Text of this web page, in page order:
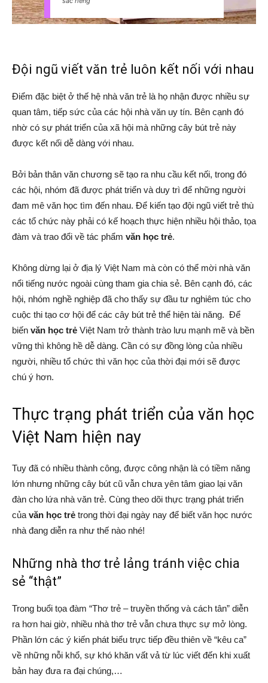
Đội ngũ viết văn trẻ luôn kết nối với nhau
Điểm đặc biệt ở thế hệ nhà văn trẻ là họ nhận được nhiều sự
quan tâm, tiếp sức của các hội nhà văn uy tín. Bên cạnh đó
nhờ có sự phát triển của xã hội mà những cây bút trẻ này
được kết nối dễ dàng với nhau.
Bởi bản thân văn chương sẽ tạo ra nhu cầu kết nối, trong đó
các hội, nhóm đã được phát triển và duy trì để những người
đam mê văn học tìm đến nhau. Để kiến tạo đội ngũ viết trẻ thù
các tổ chức này phải có kế hoạch thực hiện nhiều hội thảo, tọa
đàm và trao đổi về tác phẩm văn học trẻ.
Không dừng lại ở địa lý Việt Nam mà còn có thể mời nhà văn
nổi tiếng nước ngoài cùng tham gia chia sẻ. Bên cạnh đó, các
hội, nhóm nghề nghiệp đã cho thấy sự đầu tư nghiêm túc cho
cuộc thi tạo cơ hội để các cây bút trẻ thể hiện tài năng. Để
biến văn học trẻ Việt Nam trở thành trào lưu mạnh mẽ và bền
vững thì không hề dễ dàng. Cần có sự đồng lòng của nhiều
người, nhiều tổ chức thì văn học của thời đại mới sẽ được
chú ý hơn.
Thực trạng phát triển của văn học
Việt Nam hiện nay
Tuy đã có nhiều thành công, được công nhận là có tiềm năng
lớn nhưng những cây bút cũ vẫn chưa yên tâm giao lại văn
đàn cho lứa nhà văn trẻ. Cùng theo dõi thực trạng phát triển
của văn học trẻ trong thời đại ngày nay để biết văn học nước
nhà đang diễn ra như thế nào nhé!
Những nhà thơ trẻ lảng tránh việc chia
sẻ “thật”
Trong buổi tọa đàm “Thơ trẻ – truyền thống và cách tân” diễn
ra hơn hai giờ, nhiều nhà thơ trẻ vẫn chưa thực sự mở lòng.
Phần lớn các ý kiến phát biểu trực tiếp đều thiên về “kêu ca”
về những nỗi khổ, sự khó khăn vất vả từ lúc viết đến khi xuất
bản hay đưa ra đại chúng,…